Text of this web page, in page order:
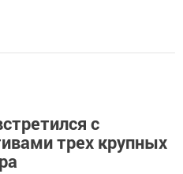
с
трех крупных